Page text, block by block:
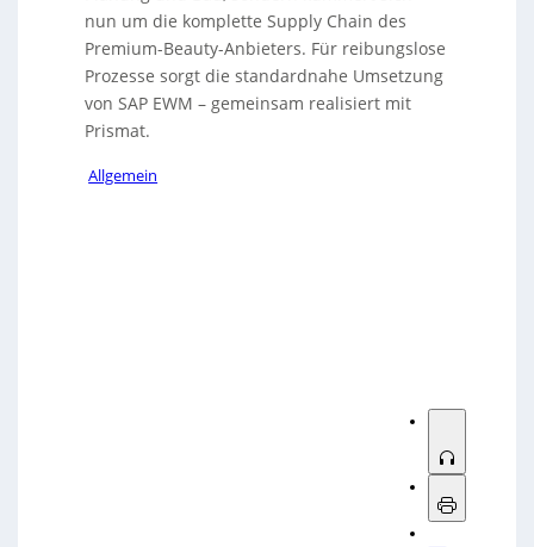
erleichtert die Verwaltung komplexer Prozesse ohne
Programmierkenntnisse. Trotz pandemiebedingter
Einschränkungen führte die partnerschaftliche
Zusammenarbeit zum erfolgreichen Betrieb des
Zentrums.
nun um die komplette Supply Chain des
Premium-Beauty-Anbieters. Für reibungslose
Prozesse sorgt die standardnahe Umsetzung
von SAP EWM – gemeinsam realisiert mit
Prismat.
Allgemein